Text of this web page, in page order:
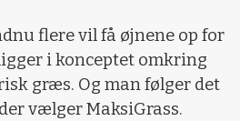
flere vil få øjnene op for
i konceptet omkring
græs. Og man følger det
vælger MaksiGrass.